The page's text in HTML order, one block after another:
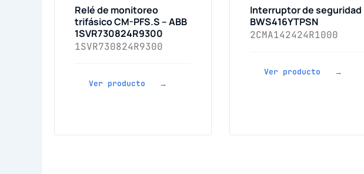
Relé de monitoreo
trifásico CM-PFS.S – ABB
1SVR730824R9300
1SVR730824R9300
Ver producto →
Interruptor de seguridad
BWS416YTPSN
2CMA142424R1000
Ver producto →